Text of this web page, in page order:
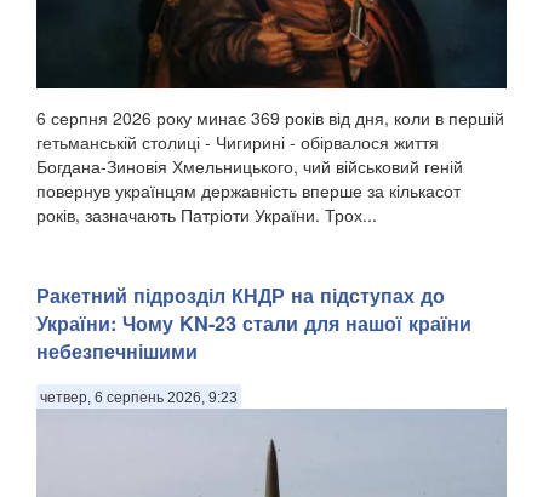
6 серпня 2026 року минає 369 років від дня, коли в першій
гетьманській столиці - Чигирині - обірвалося життя
Богдана-Зиновія Хмельницького, чий військовий геній
повернув українцям державність вперше за кількасот
років, зазначають Патріоти України. Трох...
Ракетний підрозділ КНДР на підступах до
України: Чому KN-23 стали для нашої країни
небезпечнішими
четвер, 6 серпень 2026, 9:23